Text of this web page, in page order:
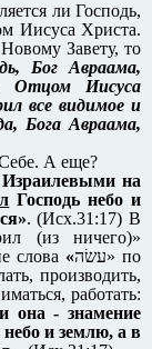
ли Господь,
Иисуса Христа.
Завету, то
Бог Авраама,
Отцом Иисуса
все видимое и
Бога Авраама,
А еще?
на
Господь небо и
. (Исх.31:17) В
(из ничего)»
слова «עשׂה‎» по
производить,
работать:
- знамение
небо и землю, а в